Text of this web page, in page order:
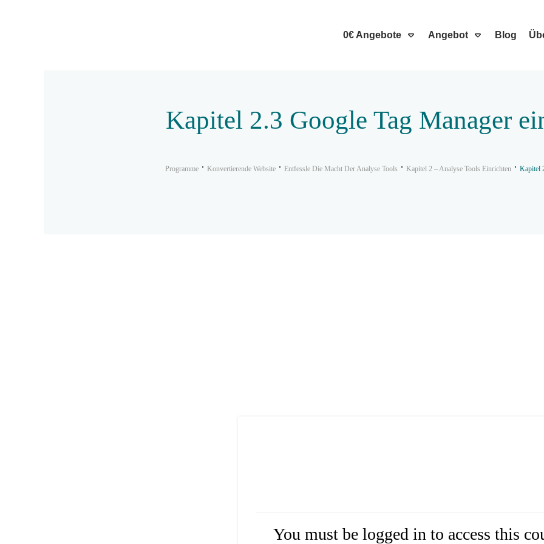
0€ Angebote Angebot Blog
Kapitel 2.3 Google Tag Manager
Programme Konvertierende Website Entfessle Die Macht Der Analyse Tools Kapitel 2 – Analyse Tools Einrichten Kapitel
You must be logged in to access this